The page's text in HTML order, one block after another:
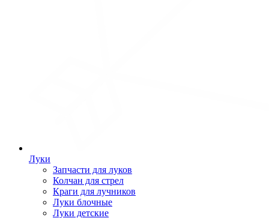
Луки
Запчасти для луков
Колчан для стрел
Краги для лучников
Луки блочные
Луки детские